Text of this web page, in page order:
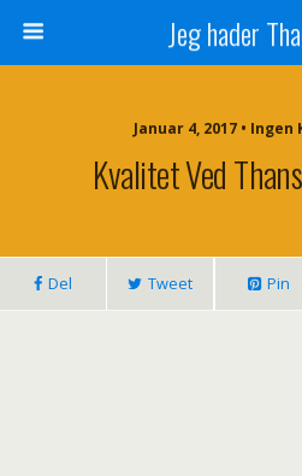
Jeg hader
Januar 4, 2017 •
Kvalitet Ved
Del Tweet Pin